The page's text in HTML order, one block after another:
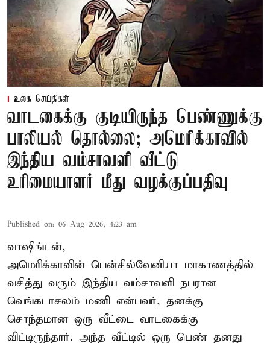
உலக செய்திகள்
வாடகைக்கு குடியிருந்த பெண்ணுக்கு
பாலியல் தொல்லை; அமெரிக்காவில்
இந்திய வம்சாவளி வீட்டு
உரிமையாளர் மீது வழக்குப்பதிவு
Published on: 06 Aug 2026, 4:23 am
வாஷிங்டன்,
அமெரிக்காவின் பென்சில்வேனியா மாகாணத்தில்
வசித்து வரும் இந்திய வம்சாவளி நபரான
வெங்கடாசலம் மணி என்பவர், தனக்கு
சொந்தமான ஒரு வீட்டை வாடகைக்கு
விட்டிருந்தார். அந்த வீட்டில் ஒரு பெண் தனது